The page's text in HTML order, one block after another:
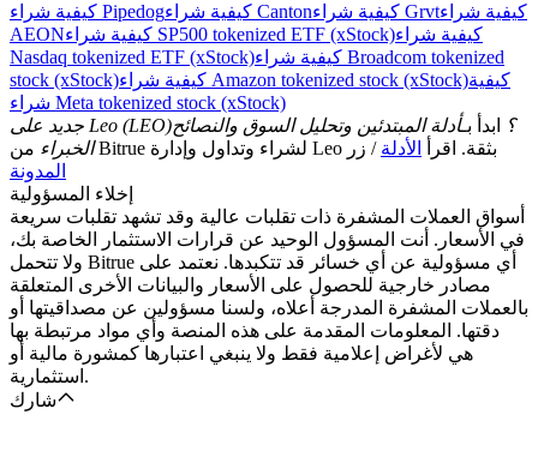
كيفية شراء Pipedog كيفية شراء Canton كيفية شراء Grvtكيفية شراء
AEON
كيفية شراء SP500 tokenized ETF (xStock)كيفية شراء
Nasdaq tokenized ETF (xStock)كيفية شراء Broadcom tokenized
stock (xStock)
كيفية شراء Amazon tokenized stock (xStock)كيفية
شراء Meta tokenized stock (xStock)
جديد على Leo (LEO)؟
ابدأ بـأدلة المبتدئين وتحليل السوق والنصائح
الخبراء
من Bitrue لشراء وتداول وإدارة Leo بثقة. اقرأ الأدلة / زر
المدونة
إخلاء المسؤولية
أسواق العملات المشفرة ذات تقلبات عالية وقد تشهد تقلبات سريعة
في الأسعار. أنت المسؤول الوحيد عن قرارات الاستثمار الخاصة بك،
ولا تتحمل Bitrue أي مسؤولية عن أي خسائر قد تتكبدها. نعتمد على
مصادر خارجية للحصول على الأسعار والبيانات الأخرى المتعلقة
بالعملات المشفرة المدرجة أعلاه، ولسنا مسؤولين عن مصداقيتها أو
دقتها. المعلومات المقدمة على هذه المنصة وأي مواد مرتبطة بها
هي لأغراض إعلامية فقط ولا ينبغي اعتبارها كمشورة مالية أو
استثمارية.
شارك